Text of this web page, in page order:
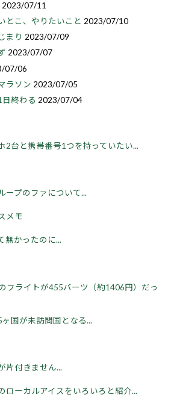
2023/07/11
とこ、やりたいこと 2023/07/10
まり 2023/07/09
2023/07/07
07/06
ラソン 2023/07/05
日終わる 2023/07/04
2台と携帯番号1つを持っていたい...
ープのファについて...
メモ
無かったのに...
フライトが455バーツ（約1406円）だっ
国が未訪問国となる...
片付きません...
ローカルアイスをいろいろと紹介...